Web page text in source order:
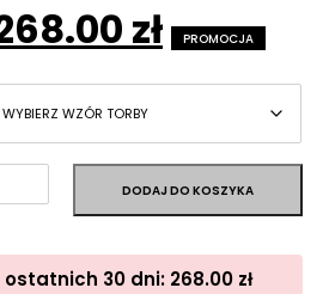
zł.
zł
cena
wynosi:
268.00
PROMOCJA
ostatnich 30 dni: 268.00 zł